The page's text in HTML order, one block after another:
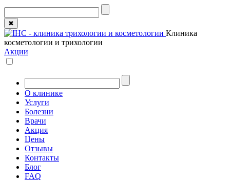
✖
Клиника
косметологии и трихологии
Акции
О клинике
Услуги
Болезни
Врачи
Акция
Цены
Отзывы
Контакты
Блог
FAQ